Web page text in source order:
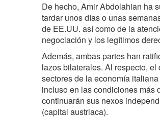
De hecho, Amir Abdolahian ha
tardar unos días o unas
de EE.UU. así como de la
negociación y los legítimos
Además, ambas partes han
lazos bilaterales. Al respecto,
sectores de la economía
incluso en las condiciones más
continuarán sus nexos
(capital austriaca).